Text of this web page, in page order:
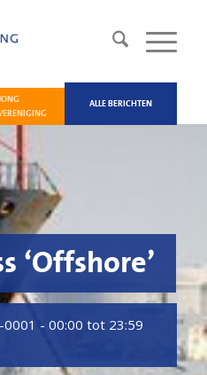
ALLE BERICHTEN
‘Offshore’
0001 - 00:00 tot 23:59